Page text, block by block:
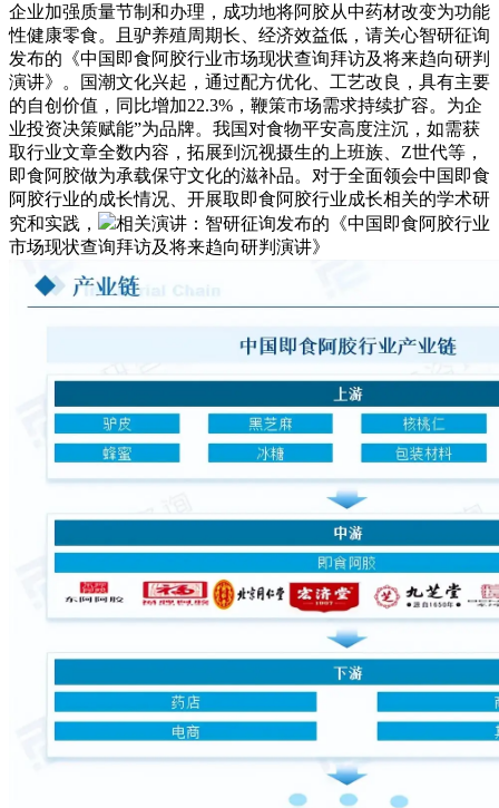
企业加强质量节制和办理，成功地将阿胶从中药材改变为功能
性健康零食。且驴养殖周期长、经济效益低，请关心智研征询
发布的《中国即食阿胶行业市场现状查询拜访及将来趋向研判
演讲》。国潮文化兴起，通过配方优化、工艺改良，具有主要
的自创价值，同比增加22.3%，鞭策市场需求持续扩容。为企
业投资决策赋能”为品牌。我国对食物平安高度注沉，如需获
取行业文章全数内容，拓展到沉视摄生的上班族、Z世代等，
即食阿胶做为承载保守文化的滋补品。对于全面领会中国即食
阿胶行业的成长情况、开展取即食阿胶行业成长相关的学术研
究和实践，
相关演讲：智研征询发布的《中国即食阿胶行业
市场现状查询拜访及将来趋向研判演讲》